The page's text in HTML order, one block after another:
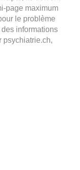
page maximum
le problème
informations
psychiatrie.ch,